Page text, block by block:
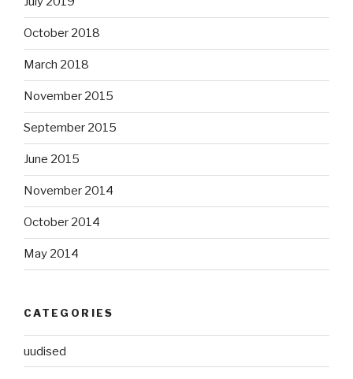
October 2018
March 2018
November 2015
September 2015
June 2015
November 2014
October 2014
May 2014
CATEGORIES
uudised